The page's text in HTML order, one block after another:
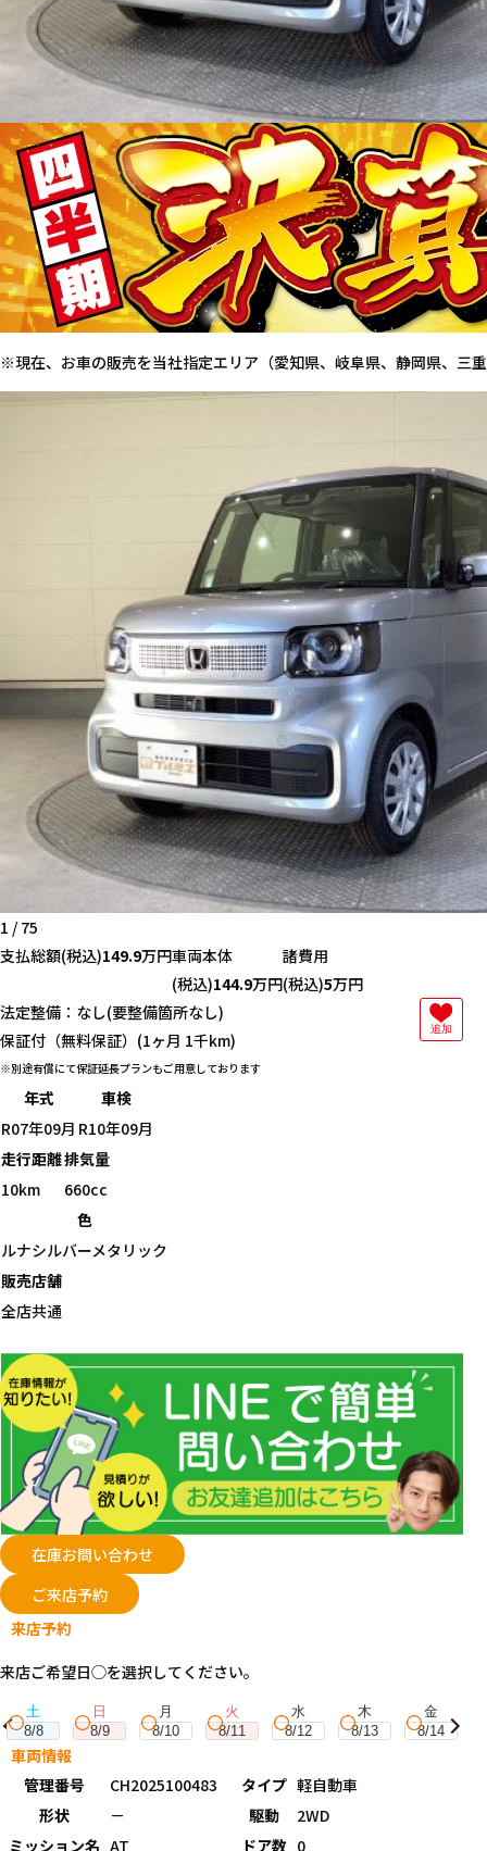
※現在、お車の販売を当社指定エリア（愛知県、岐阜県、静岡県、三
1 / 75
支払総額(税込)149.9万円車両本体
(税込)144.9万円
諸費用
(税込)5万円
法定整備：なし(要整備箇所なし)
保証付（無料保証）(1ヶ月 1千km)
追加
別途有償にて保証延長プランもご用意しております
年式
車検
R07年09月 R10年09月
走行距離排気量
10km
660cc
色
ルナシルバーメタリック
販売店舗
全店共通
在庫お問い合わせ
ご来店予約
来店予約
来店ご希望日◯を選択してください。
土
8/8
日
8/9
月
8/10
火
8/11
水
8/12
木
8/13
金
8/14
車両情報
管理番号
CH2025100483 タイプ 軽自動車
形状
－ 駆動
2WD
ミッション名 AT ドア数 0